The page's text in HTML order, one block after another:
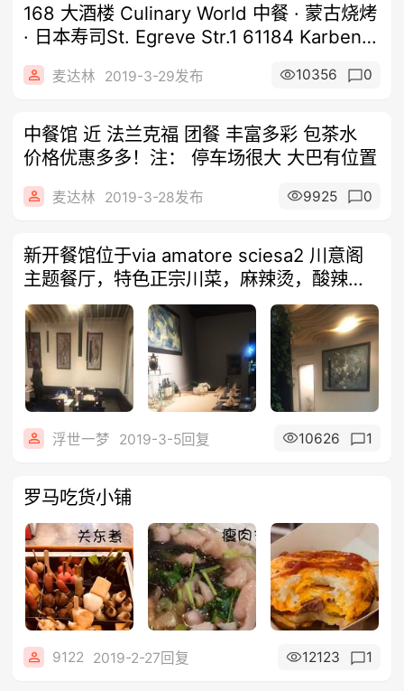
168 大酒楼 Culinary World 中餐 · 蒙古烧烤
· 日本寿司St. Egreve Str.1 61184 Karben
近法兰克福自助餐 可
麦达林 2019-3-29发布 10356 0
中餐馆 近 法兰克福 团餐 丰富多彩 包茶水
价格优惠多多！注： 停车场很大 大巴有位置
麦达林 2019-3-28发布 9925 0
新开餐馆位于via amatore sciesa2 川意阁
主题餐厅，特色正宗川菜，麻辣烫，酸辣
粉，手工拉面🍜一体化
浮世一梦 2019-3-5回复 10626 1
罗马吃货小铺
9122 2019-2-27回复 12123 1